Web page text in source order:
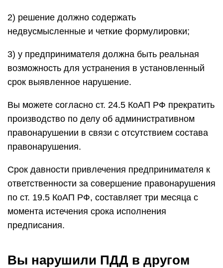
2) решение должно содержать
недвусмысленные и четкие формулировки;
3) у предпринимателя должна быть реальная
возможность для устранения в установленный
срок выявленное нарушение.
Вы можете согласно ст. 24.5 КоАП РФ прекратить
производство по делу об административном
правонарушении в связи с отсутствием состава
правонарушения.
Срок давности привлечения предпринимателя к
ответственности за совершение правонарушения
по ст. 19.5 КоАП РФ, составляет три месяца с
момента истечения срока исполнения
предписания.
Вы нарушили ПДД в другом